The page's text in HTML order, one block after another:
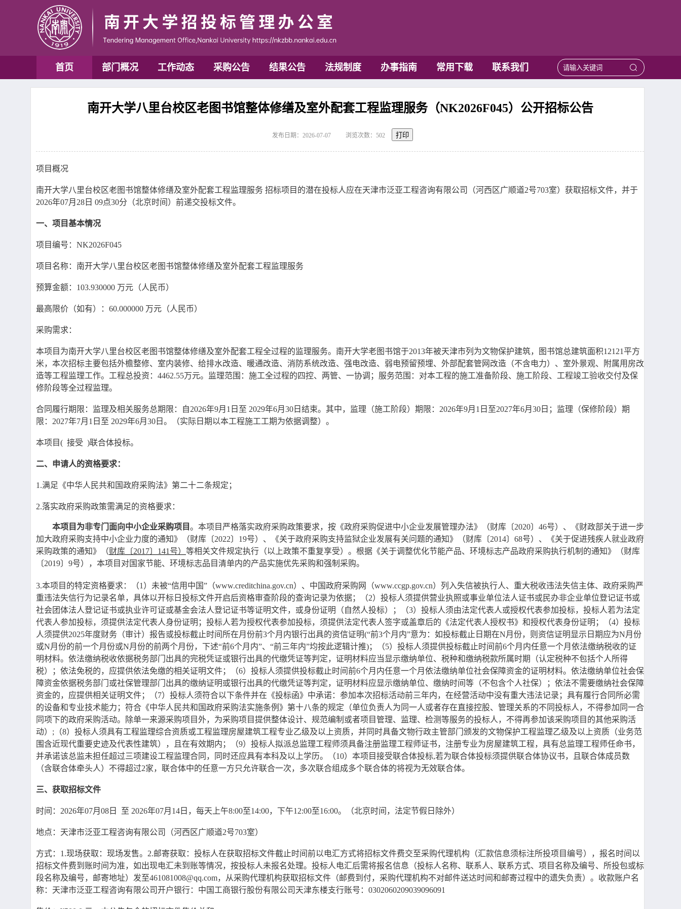
首页 部门概况 工作动态 采购公告 结果公告 法规制度 办事指南 常用下载 联系我们
南开大学八里台校区老图书馆整体修缮及室外配套工程监理服务（NK2026F045）公开招标公告
发布日期：2026-07-07 浏览次数： 502 打印
项目概况
南开大学八里台校区老图书馆整体修缮及室外配套工程监理服务 招标项目的潜在投标人应在天津市泛亚工程咨询有限公司（河西区广顺道2号703室）获取招标文件，并于
2026年07月28日 09点30分（北京时间）前递交投标文件。
一、项目基本情况
项目编号： NK2026F045
项目名称：南开大学八里台校区老图书馆整体修缮及室外配套工程监理服务
预算金额： 103.930000 万元（人民币）
最高限价（如有）： 60.000000 万元（人民币）
采购需求：
本项目为南开大学八里台校区老图书馆整体修缮及室外配套工程全过程的监理服务。南开大学老图书馆于2013年被天津市列为文物保护建筑，图书馆总建筑面积12121平方
米，本次招标主要包括外檐整修、室内装修、给排水改造、暖通改造、消防系统改造、强电改造、弱电预留预埋、外部配套管网改造（不含电力）、室外景观、附属用房改
造等工程监理工作。工程总投资：4462.55万元。监理范围：施工全过程的四控、两管、一协调；服务范围：对本工程的施工准备阶段、施工阶段、工程竣工验收交付及保
修阶段等全过程监理。
合同履行期限：监理及相关服务总期限：自2026年9月1日至 2029年6月30日结束。其中，监理（施工阶段）期限：2026年9月1日至2027年6月30日；监理（保修阶段）期
限：2027年7月1日至 2029年6月30日。（实际日期以本工程施工工期为依据调整）。
本项目( 接受 )联合体投标。
二、申请人的资格要求：
1.满足《中华人民共和国政府采购法》第二十二条规定；
2.落实政府采购政策需满足的资格要求：
本项目为非专门面向中小企业采购项目。本项目严格落实政府采购政策要求，按《政府采购促进中小企业发展管理办法》（财库〔2020〕46号）、《财政部关于进一步
加大政府采购支持中小企业力度的通知》（财库〔2022〕19号）、《关于政府采购支持监狱企业发展有关问题的通知》
（财库〔2014〕68号）、《关于促进残疾人就业政府
采购政策的通知》（财库〔2017〕141号） 等相关文件规定执行（以上政策不重复享受）。根据《关于调整优化节能产品、环境标志产品政府采购执行机制的通知》（财库
〔2019〕9号），本项目对国家节能、环境标志品目清单内的产品实施优先采购和强制采购。
3.本项目的特定资格要求：（1）未被“信用中国”（www.creditchina.gov.cn）、中国政府采购网（www.ccgp.gov.cn）列入失信被执行人、重大税收违法失信主体、政府采购严
重违法失信行为记录名单，具体以开标日投标文件开启后资格审查阶段的查询记录为依据；（2）投标人须提供营业执照或事业单位法人证书或民办非企业单位登记证书或
社会团体法人登记证书或执业许可证或基金会法人登记证书等证明文件，或身份证明（自然人投标）；（3）投标人须由法定代表人或授权代表参加投标，投标人若为法定
代表人参加投标，须提供法定代表人身份证明；投标人若为授权代表参加投标，须提供法定代表人签字或盖章后的《法定代表人授权书》和授权代表身份证明；（4）投标
人须提供2025年度财务（审计）报告或投标截止时间所在月份前3个月内银行出具的资信证明(“前3个月内”意为：如投标截止日期在N月份，则资信证明显示日期应为N月份
或N月份的前一个月份或N月份的前两个月份，下述“前6个月内”、“前三年内”均按此逻辑计推)；（5）投标人须提供投标截止时间前6个月内任意一个月依法缴纳税收的证
明材料。依法缴纳税收依据税务部门出具的完税凭证或银行出具的代缴凭证等判定，证明材料应当显示缴纳单位、税种和缴纳税款所属时期（认定税种不包括个人所得
税）；依法免税的，应提供依法免缴的相关证明文件；（6）投标人须提供投标截止时间前6个月内任意一个月依法缴纳单位社会保障资金的证明材料。依法缴纳单位社会保
障资金依据税务部门或社保管理部门出具的缴纳证明或银行出具的代缴凭证等判定，证明材料应显示缴纳单位、缴纳时间等（不包含个人社保）；依法不需要缴纳社会保障
资金的，应提供相关证明文件；（7）投标人须符合以下条件并在《投标函》中承诺：参加本次招标活动前三年内，在经营活动中没有重大违法记录；具有履行合同所必需
的设备和专业技术能力；符合《中华人民共和国政府采购法实施条例》第十八条的规定（单位负责人为同一人或者存在直接控股、管理关系的不同投标人，不得参加同一合
同项下的政府采购活动。除单一来源采购项目外，为采购项目提供整体设计、规范编制或者项目管理、监理、检测等服务的投标人，不得再参加该采购项目的其他采购活
动）;（8）投标人须具有工程监理综合资质或工程监理房屋建筑工程专业乙级及以上资质，并同时具备文物行政主管部门颁发的文物保护工程监理乙级及以上资质（业务范
围含近现代重要史迹及代表性建筑），且在有效期内；（9）投标人拟派总监理工程师须具备注册监理工程师证书，注册专业为房屋建筑工程，具有总监理工程师任命书，
并承诺该总监未担任超过三项建设工程监理合同，同时还应具有本科及以上学历。（10）本项目接受联合体投标,若为联合体投标须提供联合体协议书，且联合体成员数
（含联合体牵头人）不得超过2家，联合体中的任意一方只允许联合一次，多次联合组成多个联合体的将视为无效联合体。
三、获取招标文件
时间： 2026年07月08日 至 2026年07月14日，每天上午8:00至14:00，下午12:00至16:00。（北京时间，法定节假日除外）
地点：天津市泛亚工程咨询有限公司（河西区广顺道2号703室）
方式： 1.现场获取：现场发售。2.邮寄获取：投标人在获取招标文件截止时间前以电汇方式将招标文件费交至采购代理机构（汇款信息须标注所投项目编号），报名时间以
招标文件费到账时间为准，如出现电汇未到账等情况，按投标人未报名处理。投标人电汇后需将报名信息（投标人名称、联系人、联系方式、项目名称及编号、所投包或标
段名称及编号，邮寄地址）发至461081008@qq.com，从采购代理机构获取招标文件（邮费到付，采购代理机构不对邮件送达时间和邮寄过程中的遗失负责）。收款账户名
称：天津市泛亚工程咨询有限公司开户银行：中国工商银行股份有限公司天津东楼支行账号：0302060209039096091